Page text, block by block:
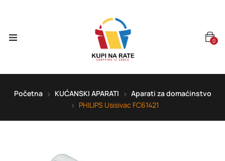
0
Početna KUĆANSKI APARATI
Aparati za domaćinstvo
PHILIPS Usisivac FC61421